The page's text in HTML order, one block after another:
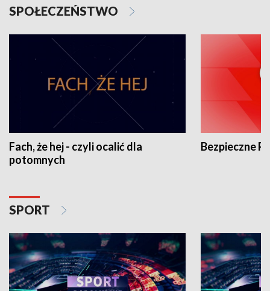
SPOŁECZEŃSTWO
Fach, że hej - czyli ocalić dla
potomnych
Bezpieczne
SPORT